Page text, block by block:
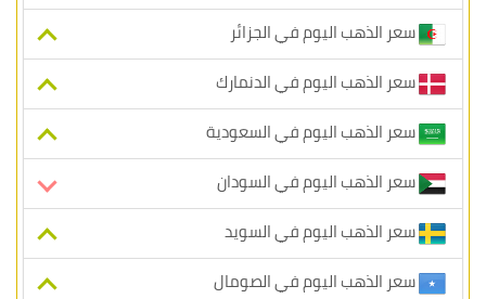
سعر الذهب اليوم في الجزائر
سعر الذهب اليوم في الدنمارك
سعر الذهب اليوم في السعودية
سعر الذهب اليوم في السودان
سعر الذهب اليوم في السويد
سعر الذهب اليوم في الصومال